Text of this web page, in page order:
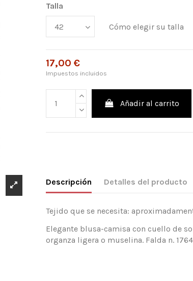
Talla
Cómo elegir su talla
17,00 €
Impuestos incluidos
Añadir al carrito
Descripción Detalles del producto
Tejido que se necesita:
Elegante blusa-camisa con cuello de
organza ligera o muselina. Falda n.